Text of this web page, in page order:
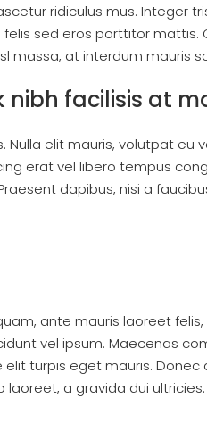
ridiculus mus. Integer
sed eros porttitor
massa, at interdum mauris
nibh facilisis at
Nulla elit mauris, volutpat eu
erat vel libero tempus
dapibus, nisi a
ante mauris laoreet
vel ipsum. Maecenas
turpis eget mauris.
laoreet, a gravida dui